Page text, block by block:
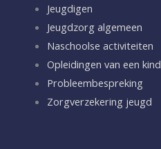
Jeugdigen
Jeugdzorg algemeen
Naschoolse activiteiten
Opleidingen van een kind
Probleembespreking
Zorgverzekering jeugd